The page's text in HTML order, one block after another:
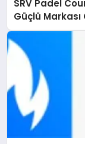
SRV Padel
Güçlü